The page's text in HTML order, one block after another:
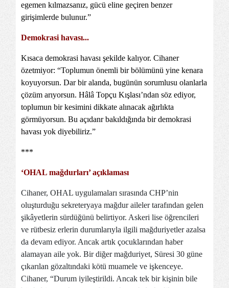
egemen kılmazsanız, gücü eline geçiren benzer
girişimlerde bulunur.”
Demokrasi havası...
Kısaca demokrasi havası şekilde kalıyor. Cihaner
özetmiyor: “Toplumun önemli bir bölümünü yine kenara
koyuyorsun. Dar bir alanda, bugünün sorumlusu olanlarla
çözüm arıyorsun. Hâlâ Topçu Kışlası’ndan söz ediyor,
toplumun bir kesimini dikkate alınacak ağırlıkta
görmüyorsun. Bu açıdanr bakıldığında bir demokrasi
havası yok diyebiliriz.”
***
‘OHAL mağdurları’ açıklaması
Cihaner, OHAL uygulamaları sırasında CHP’nin
oluşturduğu sekreteryaya mağdur aileler tarafından gelen
şikâyetlerin sürdüğünü belirtiyor. Askeri lise öğrencileri
ve rütbesiz erlerin durumlarıyla ilgili mağduriyetler azalsa
da devam ediyor. Ancak artık çocuklarından haber
alamayan aile yok. Bir diğer mağduriyet, Süresi 30 güne
çıkarılan gözaltındaki kötü muamele ve işkenceye.
Cihaner, “Durum iyileştirildi. Ancak tek bir kişinin bile